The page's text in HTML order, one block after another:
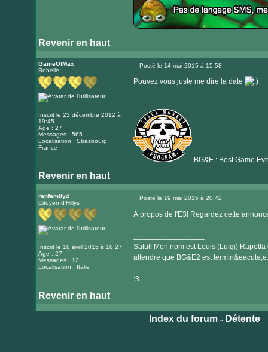
Revenir en haut
le
internet
GameOfMax
Rebelle
Inscrit le 23 décembre 2012 à
19:45
Age : 27
Messages : 565
Localisation : Strasbourg,
France
Posté le 14 mai 2015 à 15:58
Pouvez vous juste me dire la date
BG&E : Best Game
Revenir en haut
Visiter
le
internet
rapfamily4
Citoyen d'Hillys
Inscrit le 18 avril 2015 à 18:27
Age : 27
Messages : 12
Localisation : Italie
Posté le 19 mai 2015 à 20:42
À propos de l'E3! Regardez cette
Salut! Mon nom est Louis (Luigi)
attendre que BG&E2 est termin&eacute;e.
:3
Revenir en haut
Index du forum» Détente